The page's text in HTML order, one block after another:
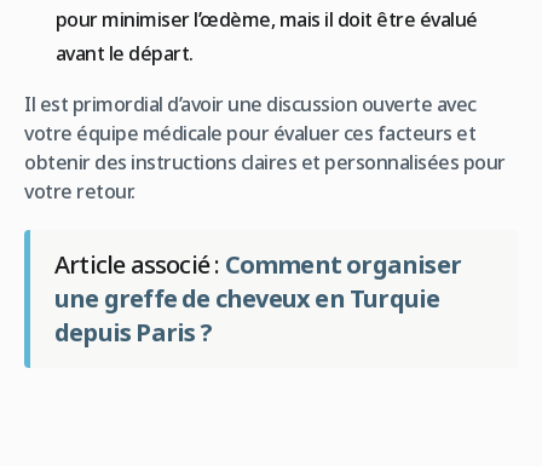
pour minimiser l’œdème, mais il doit être évalué
avant le départ.
Il est primordial d’avoir une discussion ouverte avec
votre équipe médicale pour évaluer ces facteurs et
obtenir des instructions claires et personnalisées pour
votre retour.
Article associé : Comment organiser
une greffe de cheveux en Turquie
depuis Paris ?